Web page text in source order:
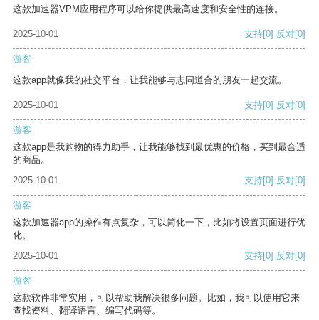
这款加速器VPM应用程序可以给你提供最高速度和安全性的连接。
2025-10-01 支持[0] 反对[0]
游客
这款app就像我的社交平台，让我能够与志同道合的朋友一起交流。
2025-10-01 支持[0] 反对[0]
游客
这款app是我购物的得力助手，让我能够找到最优惠的价格，买到最合适
的商品。
2025-10-01
支持[0] 反对[0]
游客
这款加速器app的操作有点复杂，可以简化一下，比如将设置页面进行优
化。
2025-10-01
支持[0] 反对[0]
游客
这款软件非常实用，可以帮助我解决很多问题。比如，我可以使用它来
查找资料、翻译语言、编写代码等。